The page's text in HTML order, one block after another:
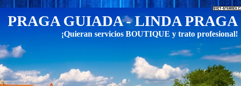
PRAGA GUIADA - LINDA PRAGA
¡Quieran servicios BOUTIQUE y trato profesional!